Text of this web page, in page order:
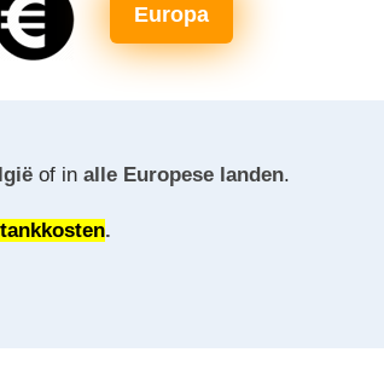
Europa
of in alle Europese landen.
.